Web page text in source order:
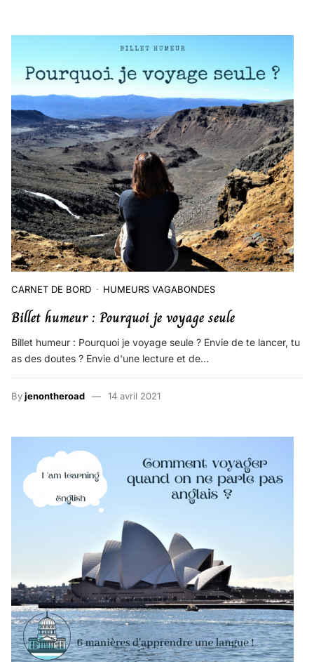
CARNET DE BORD HUMEURS VAGABONDES
Billet humeur : Pourquoi je voyage seule
Billet humeur : Pourquoi je voyage seule ? Envie de te lancer, tu
as des doutes ? Envie d'une lecture et de…
Byjenontheroad 14 avril 2021